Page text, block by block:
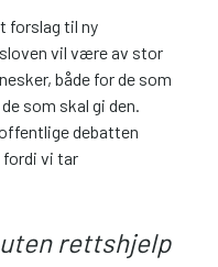
forslag til ny
vil være av stor
både for de som
som skal gi den.
debatten
vi tar
rettshjelp